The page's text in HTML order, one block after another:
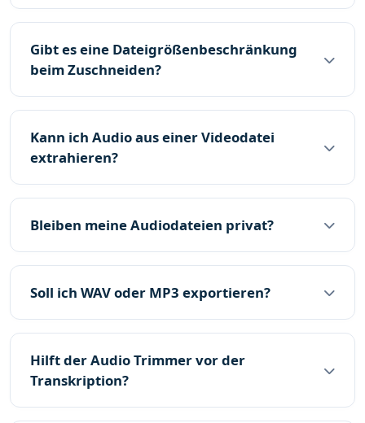
Gibt es eine Dateigrößenbeschränkung
beim Zuschneiden?
Kann ich Audio aus einer Videodatei
extrahieren?
Bleiben meine Audiodateien privat?
Soll ich WAV oder MP3 exportieren?
Hilft der Audio Trimmer vor der
Transkription?